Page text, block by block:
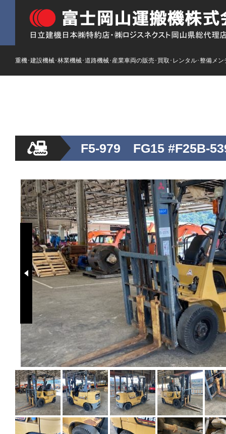
重機･建設機械･林業機械･道路機械･産業車両の販売･買取･レンタル･整備メン
F5-979 FG15 #F25B-